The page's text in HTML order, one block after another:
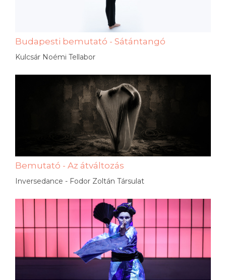
Budapesti bemutató - Sátántangó
Kulcsár Noémi Tellabor
Bemutató - Az átváltozás
Inversedance - Fodor Zoltán Társulat